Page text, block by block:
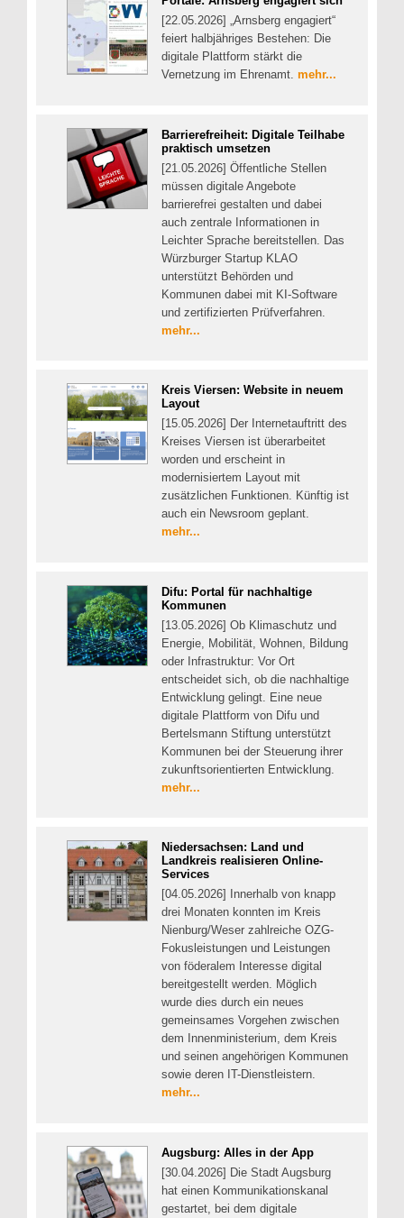
[22.05.2026] „Arnsberg engagiert“
feiert halbjähriges Bestehen: Die
digitale Plattform stärkt die
Vernetzung im Ehrenamt. mehr...
Barrierefreiheit: Digitale Teilhabe
praktisch umsetzen
[21.05.2026] Öffentliche Stellen
müssen digitale Angebote
barrierefrei gestalten und dabei
auch zentrale Informationen in
Leichter Sprache bereitstellen. Das
Würzburger Startup KLAO
unterstützt Behörden und
Kommunen dabei mit KI-Software
und zertifizierten Prüfverfahren.
mehr...
Kreis Viersen: Website in neuem
Layout
[15.05.2026] Der Internetauftritt des
Kreises Viersen ist überarbeitet
worden und erscheint in
modernisiertem Layout mit
zusätzlichen Funktionen. Künftig ist
auch ein Newsroom geplant.
mehr...
Difu: Portal für nachhaltige
Kommunen
[13.05.2026] Ob Klimaschutz und
Energie, Mobilität, Wohnen, Bildung
oder Infrastruktur: Vor Ort
entscheidet sich, ob die nachhaltige
Entwicklung gelingt. Eine neue
digitale Plattform von Difu und
Bertelsmann Stiftung unterstützt
Kommunen bei der Steuerung ihrer
zukunftsorientierten Entwicklung.
mehr...
Niedersachsen: Land und
Landkreis realisieren Online-
Services
[04.05.2026] Innerhalb von knapp
drei Monaten konnten im Kreis
Nienburg/Weser zahlreiche OZG-
Fokusleistungen und Leistungen
von föderalem Interesse digital
bereitgestellt werden. Möglich
wurde dies durch ein neues
gemeinsames Vorgehen zwischen
dem Innenministerium, dem Kreis
und seinen angehörigen Kommunen
sowie deren IT-Dienstleistern.
mehr...
Augsburg: Alles in der App
[30.04.2026] Die Stadt Augsburg
hat einen Kommunikationskanal
gestartet, bei dem digitale